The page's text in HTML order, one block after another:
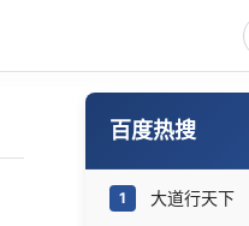
百度热搜
1 大道行天下